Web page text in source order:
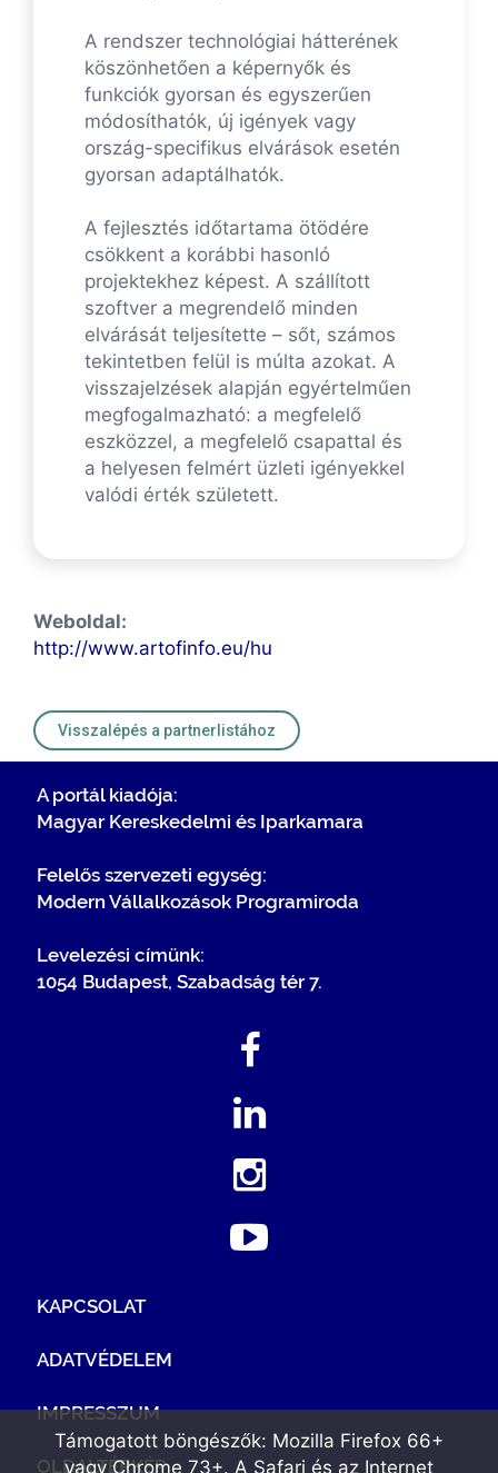
A rendszer technológiai hátterének
köszönhetően a képernyők és
funkciók gyorsan és egyszerűen
módosíthatók, új igények vagy
ország-specifikus elvárások esetén
gyorsan adaptálhatók.
A fejlesztés időtartama ötödére
csökkent a korábbi hasonló
projektekhez képest. A szállított
szoftver a megrendelő minden
elvárását teljesítette – sőt, számos
tekintetben felül is múlta azokat. A
visszajelzések alapján egyértelműen
megfogalmazható: a megfelelő
eszközzel, a megfelelő csapattal és
a helyesen felmért üzleti igényekkel
valódi érték született.
Weboldal:
http://www.artofinfo.eu/hu
Visszalépés a partnerlistához
A portál kiadója:
Magyar Kereskedelmi és Iparkamara
Felelős szervezeti egység:
Modern Vállalkozások Programiroda
Levelezési címünk:
1054 Budapest, Szabadság tér 7.
KAPCSOLAT
ADATVÉDELEM
IMPRESSZUM
OLDALTÉRKÉP
Támogatott böngészők: Mozilla Firefox 66+
vagy Chrome 73+. A Safari és az Internet